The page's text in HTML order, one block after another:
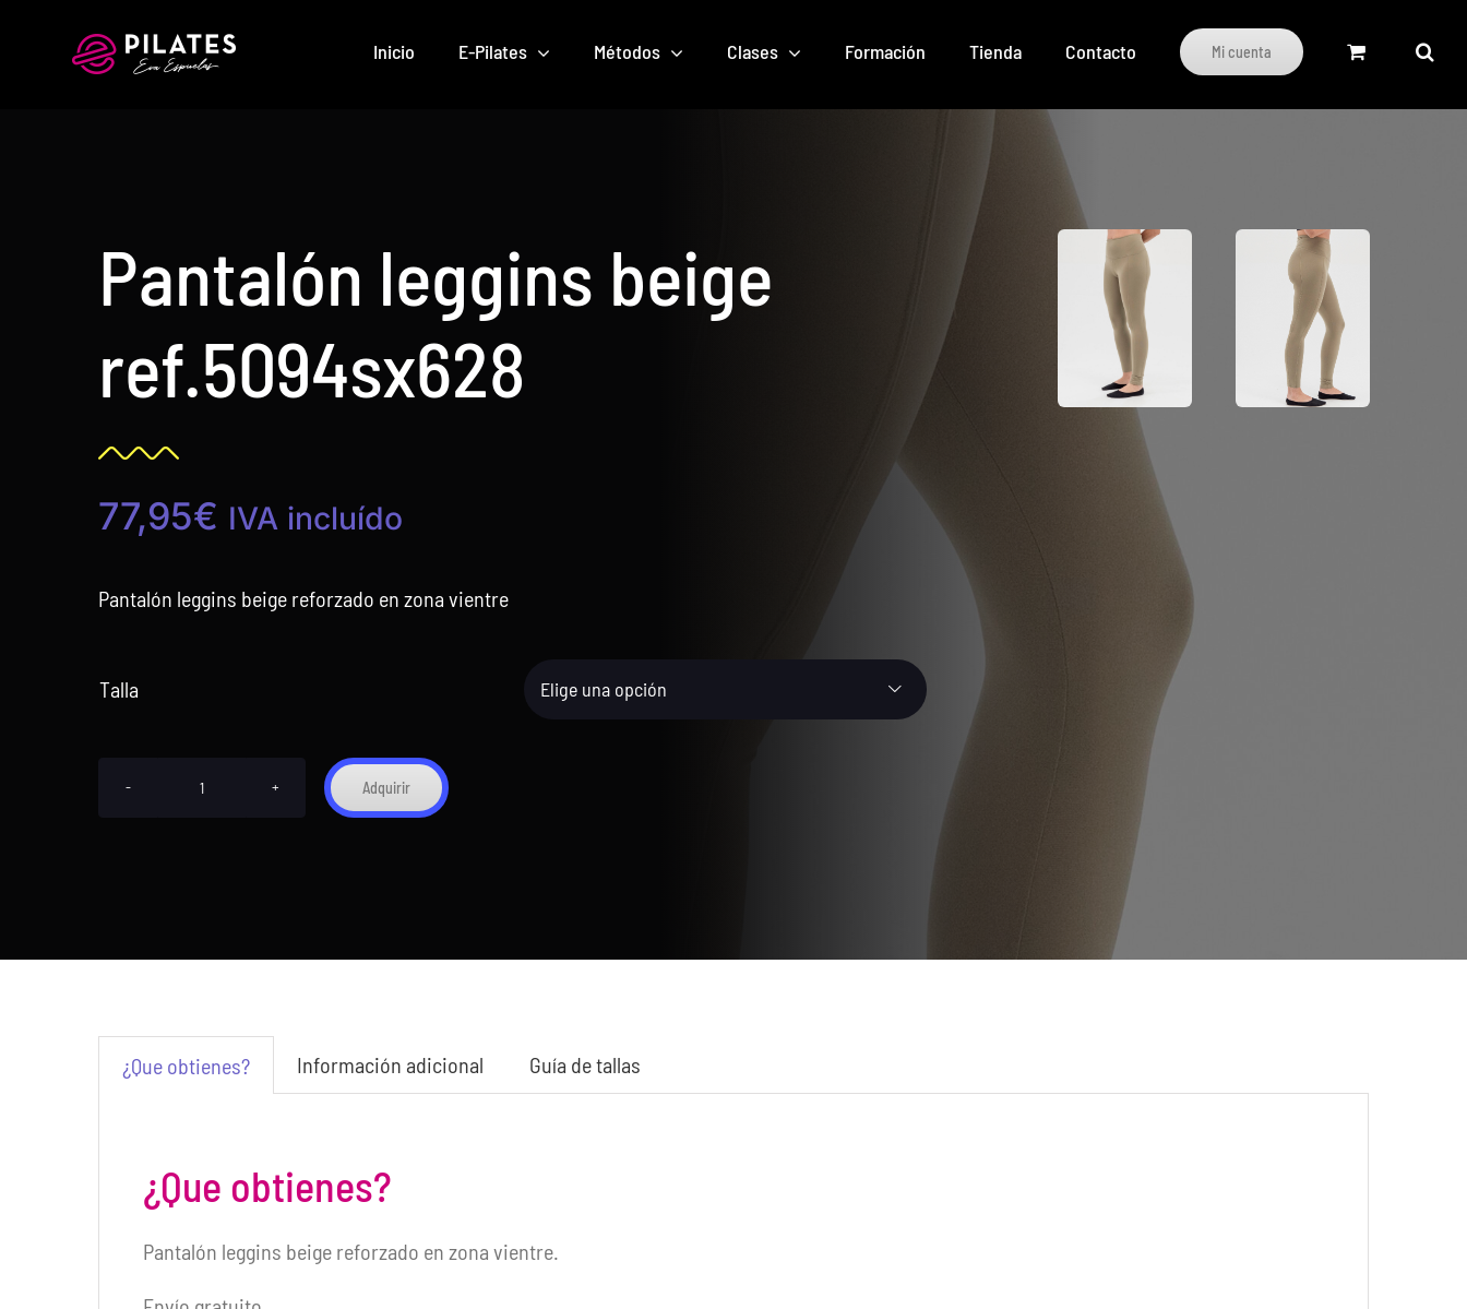
Inicio E-Pilates Métodos Clases Formación Tienda Contacto Mi cuenta
Pantalón leggins beige
ref.5094sx628
77,95€ IVA incluído
Pantalón leggins beige reforzado en zona vientre
Talla 
Pantalón
Adquirir
¿Que obtienes? Información adicional Guía de tallas
¿Que obtienes?
Pantalón leggins beige reforzado en zona vientre.